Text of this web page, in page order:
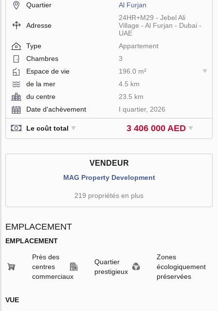
Quartier
Al Furjan
Adresse
24HR+M29 - Jebel Ali
Village - Al Furjan - Dubai -
UAE
Type
Appartement
Chambres
3
Espace de vie
196.0 m²
de la mer
4.5 km
du centre
23.5 km
Date d'achèvement
I quartier, 2026
Le coût total 3 406 000 AED
VENDEUR
MAG Property Development
219 propriétés en plus
EMPLACEMENT
EMPLACEMENT
Près des
centres
commerciaux
Quartier
prestigieux
Zones
écologiquement
préservées
VUE